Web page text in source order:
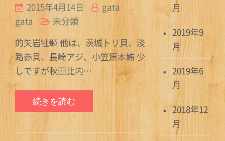
2015年4月14日
gata
gata
未分類
的矢岩牡蠣 他は、茨城トリ貝、淡
路赤貝、長崎アジ、小笠原本鮪 少
しですが秋田比内…
続きを読む
月
2019年9
月
2019年6
月
2018年12
月